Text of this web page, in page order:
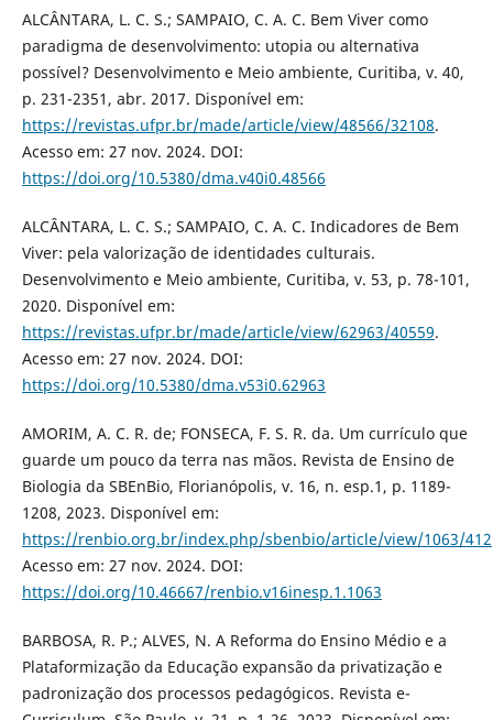
ALCÂNTARA, L. C. S.; SAMPAIO, C. A. C. Bem Viver como
paradigma de desenvolvimento: utopia ou alternativa
possível? Desenvolvimento e Meio ambiente, Curitiba, v. 40,
p. 231-2351, abr. 2017. Disponível em:
https://revistas.ufpr.br/made/article/view/48566/32108.
Acesso em: 27 nov. 2024. DOI:
https://doi.org/10.5380/dma.v40i0.48566
ALCÂNTARA, L. C. S.; SAMPAIO, C. A. C. Indicadores de Bem
Viver: pela valorização de identidades culturais.
Desenvolvimento e Meio ambiente, Curitiba, v. 53, p. 78-101,
2020. Disponível em:
https://revistas.ufpr.br/made/article/view/62963/40559.
Acesso em: 27 nov. 2024. DOI:
https://doi.org/10.5380/dma.v53i0.62963
AMORIM, A. C. R. de; FONSECA, F. S. R. da. Um currículo que
guarde um pouco da terra nas mãos. Revista de Ensino de
Biologia da SBEnBio, Florianópolis, v. 16, n. esp.1, p. 1189-
1208, 2023. Disponível em:
https://renbio.org.br/index.php/sbenbio/article/view/1063/412
Acesso em: 27 nov. 2024. DOI:
https://doi.org/10.46667/renbio.v16inesp.1.1063
BARBOSA, R. P.; ALVES, N. A Reforma do Ensino Médio e a
Plataformização da Educação expansão da privatização e
padronização dos processos pedagógicos. Revista e-